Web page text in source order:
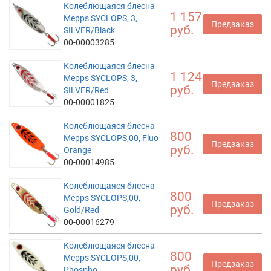
Колеблющаяся блесна
Mepps SYCLOPS, 3,
SILVER/Black
00-00003285
1 157
руб.
Предзаказ
Колеблющаяся блесна
Mepps SYCLOPS, 3,
SILVER/Red
00-00001825
1 124
руб.
Предзаказ
Колеблющаяся блесна
Mepps SYCLOPS,00, Fluo
Orange
00-00014985
800
руб.
Предзаказ
Колеблющаяся блесна
Mepps SYCLOPS,00,
Gold/Red
00-00016279
800
руб.
Предзаказ
Колеблющаяся блесна
Mepps SYCLOPS,00,
800
Предзаказ